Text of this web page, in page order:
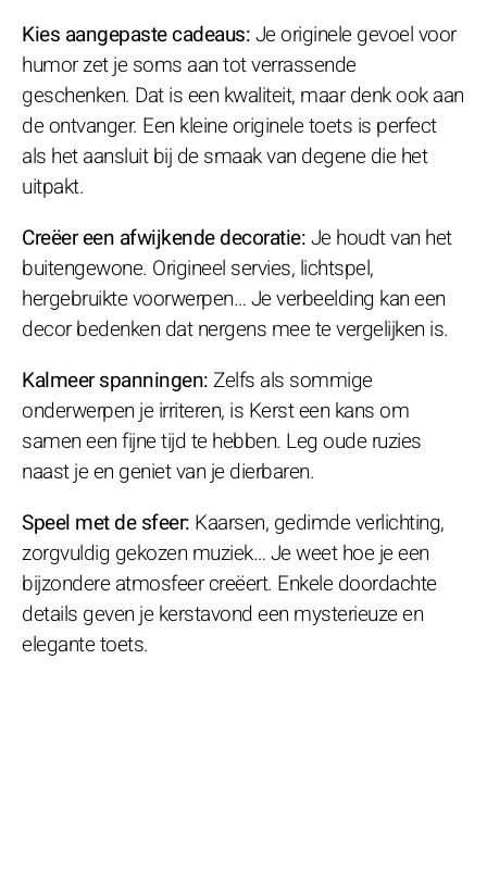
Kies aangepaste cadeaus:Je originele gevoel voor
humor zet je soms aan tot verrassende
geschenken. Dat is een kwaliteit, maar denk ook aan
de ontvanger. Een kleine originele toets is perfect
als het aansluit bij de smaak van degene die het
uitpakt.
Creëer een afwijkende decoratie:Je houdt van het
buitengewone. Origineel servies, lichtspel,
hergebruikte voorwerpen… Je verbeelding kan een
decor bedenken dat nergens mee te vergelijken is.
Kalmeer spanningen:Zelfs als sommige
onderwerpen je irriteren, is Kerst een kans om
samen een fijne tijd te hebben. Leg oude ruzies
naast je en geniet van je dierbaren.
Speel met de sfeer: Kaarsen, gedimde verlichting,
zorgvuldig gekozen muziek… Je weet hoe je een
bijzondere atmosfeer creëert. Enkele doordachte
details geven je kerstavond een mysterieuze en
elegante toets.